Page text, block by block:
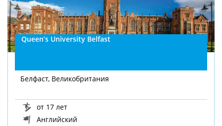
Queen’s University Belfast
Белфаст, Великобритания
от 17 лет
Английский